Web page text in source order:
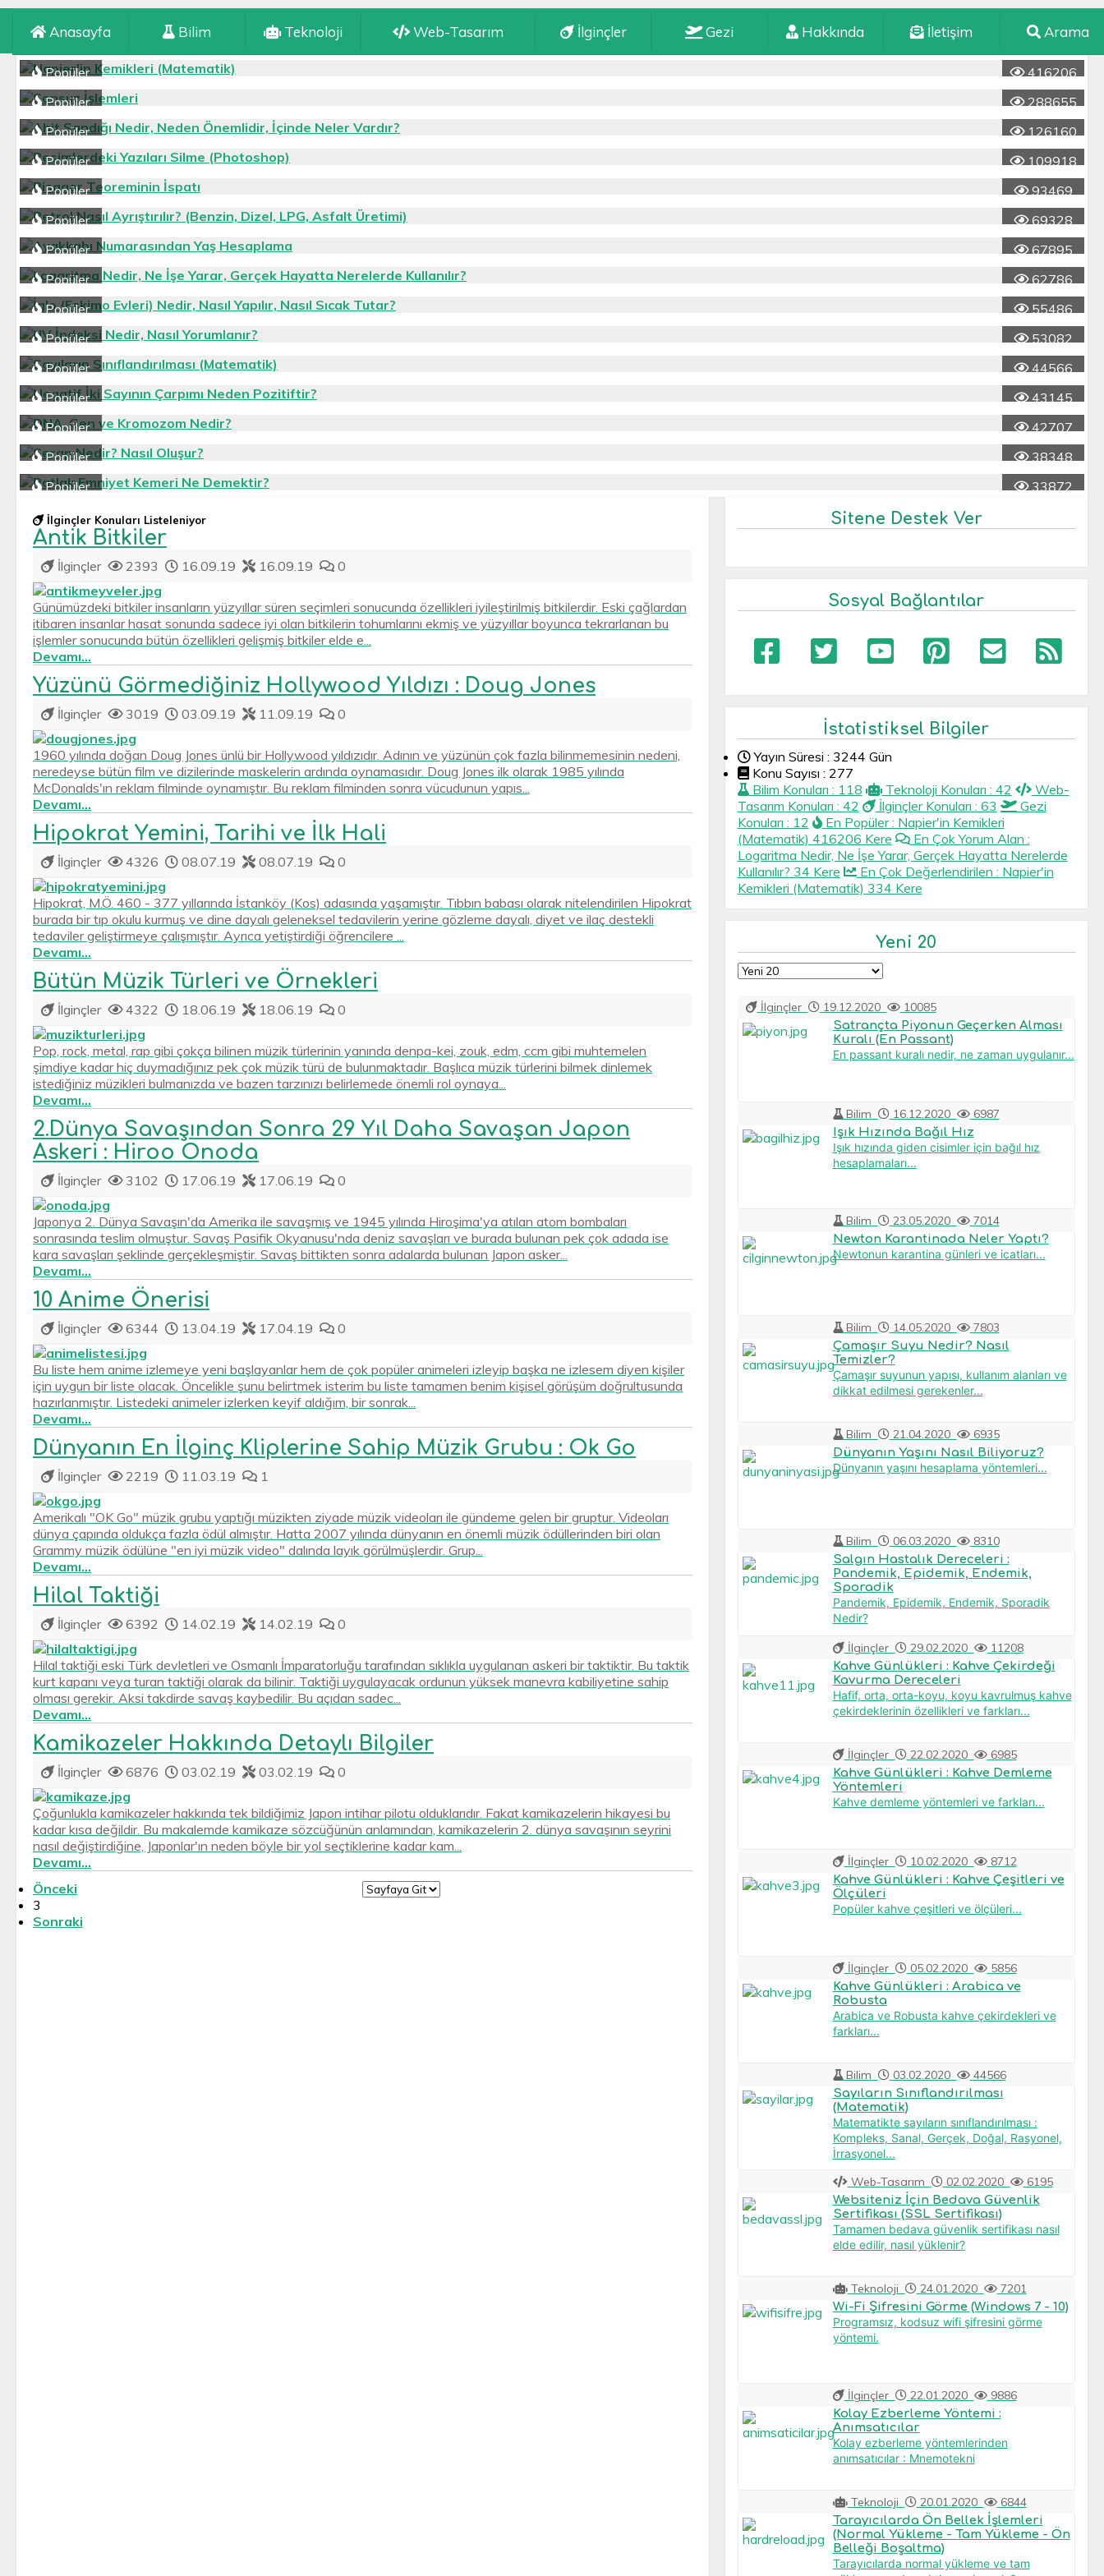
Anasayfa Bilim Teknoloji Web-Tasarım İlginçler Gezi Hakkında İletişim Arama
Popüler
416206
Popüler
288655
Popüler
126160
Popüler
109918
Popüler
93469
Popüler
69328
Popüler
67895
Popüler
62786
Popüler
55486
Popüler
53082
Popüler
44566
Popüler
43145
Popüler
42707
Popüler
38348
Popüler
33872
Yükleniyor...
İlginçler Konuları Listeleniyor
Antik Bitkiler
İlginçler 2393 16.09.19 16.09.19 0
Günümüzdeki bitkiler insanların yüzyıllar süren seçimleri sonucunda özellikleri iyileştirilmiş bitkilerdir. Eski çağlardan
itibaren insanlar hasat sonunda sadece iyi olan bitkilerin tohumlarını ekmiş ve yüzyıllar boyunca tekrarlanan bu
işlemler sonucunda bütün özellikleri gelişmiş bitkiler elde e...
Devamı...
Yüzünü Görmediğiniz Hollywood Yıldızı : Doug Jones
İlginçler 3019 03.09.19 11.09.19 0
1960 yılında doğan Doug Jones ünlü bir Hollywood yıldızıdır. Adının ve yüzünün çok fazla bilinmemesinin nedeni,
neredeyse bütün film ve dizilerinde maskelerin ardında oynamasıdır. Doug Jones ilk olarak 1985 yılında
McDonalds'ın reklam filminde oynamıştır. Bu reklam filminden sonra vücudunun yapıs...
Devamı...
Hipokrat Yemini, Tarihi ve İlk Hali
İlginçler 4326 08.07.19 08.07.19 0
Hipokrat, M.Ö. 460 - 377 yıllarında İstanköy (Kos) adasında yaşamıştır. Tıbbın babası olarak nitelendirilen Hipokrat
burada bir tıp okulu kurmuş ve dine dayalı geleneksel tedavilerin yerine gözleme dayalı, diyet ve ilaç destekli
tedaviler geliştirmeye çalışmıştır. Ayrıca yetiştirdiği öğrencilere ...
Devamı...
Bütün Müzik Türleri ve Örnekleri
İlginçler 4322 18.06.19 18.06.19 0
Pop, rock, metal, rap gibi çokça bilinen müzik türlerinin yanında denpa-kei, zouk, edm, ccm gibi muhtemelen
şimdiye kadar hiç duymadığınız pek çok müzik türü de bulunmaktadır. Başlıca müzik türlerini bilmek dinlemek
istediğiniz müzikleri bulmanızda ve bazen tarzınızı belirlemede önemli rol oynaya...
Devamı...
2.Dünya Savaşından Sonra 29 Yıl Daha Savaşan Japon
Askeri : Hiroo Onoda
İlginçler 3102 17.06.19 17.06.19 0
Japonya 2. Dünya Savaşın'da Amerika ile savaşmış ve 1945 yılında Hiroşima'ya atılan atom bombaları
sonrasında teslim olmuştur. Savaş Pasifik Okyanusu'nda deniz savaşları ve burada bulunan pek çok adada ise
kara savaşları şeklinde gerçekleşmiştir. Savaş bittikten sonra adalarda bulunan Japon asker...
Devamı...
10 Anime Önerisi
İlginçler 6344 13.04.19 17.04.19 0
Bu liste hem anime izlemeye yeni başlayanlar hem de çok popüler animeleri izleyip başka ne izlesem diyen kişiler
için uygun bir liste olacak. Öncelikle şunu belirtmek isterim bu liste tamamen benim kişisel görüşüm doğrultusunda
hazırlanmıştır. Listedeki animeler izlerken keyif aldığım, bir sonrak...
Devamı...
Dünyanın En İlginç Kliplerine Sahip Müzik Grubu : Ok Go
İlginçler 2219 11.03.19 1
Amerikalı "OK Go" müzik grubu yaptığı müzikten ziyade müzik videoları ile gündeme gelen bir gruptur. Videoları
dünya çapında oldukça fazla ödül almıştır. Hatta 2007 yılında dünyanın en önemli müzik ödüllerinden biri olan
Grammy müzik ödülüne "en iyi müzik video" dalında layık görülmüşlerdir. Grup...
Devamı...
Hilal Taktiği
İlginçler 6392 14.02.19 14.02.19 0
Hilal taktiği eski Türk devletleri ve Osmanlı İmparatorluğu tarafından sıklıkla uygulanan askeri bir taktiktir. Bu taktik
kurt kapanı veya turan taktiği olarak da bilinir. Taktiği uygulayacak ordunun yüksek manevra kabiliyetine sahip
olması gerekir. Aksi takdirde savaş kaybedilir. Bu açıdan sadec...
Devamı...
Kamikazeler Hakkında Detaylı Bilgiler
İlginçler 6876 03.02.19 03.02.19 0
Çoğunlukla kamikazeler hakkında tek bildiğimiz Japon intihar pilotu olduklarıdır. Fakat kamikazelerin hikayesi bu
kadar kısa değildir. Bu makalemde kamikaze sözcüğünün anlamından, kamikazelerin 2. dünya savaşının seyrini
nasıl değiştirdiğine, Japonlar'ın neden böyle bir yol seçtiklerine kadar kam...
Devamı...
Önceki
3
Sonraki
Sitene Destek Ver
Sosyal Bağlantılar
İstatistiksel Bilgiler
Yayın Süresi : 3244 Gün
Konu Sayısı : 277
Bilim Konuları : 118
Teknoloji Konuları : 42
Web-
Tasarım Konuları : 42
İlginçler Konuları : 63
Gezi
Konuları : 12
En Popüler : Napier'in Kemikleri
(Matematik) 416206 Kere
En Çok Yorum Alan :
Logaritma Nedir, Ne İşe Yarar, Gerçek Hayatta Nerelerde
Kullanılır? 34 Kere
En Çok Değerlendirilen : Napier'in
Kemikleri (Matematik) 334 Kere
Yeni 20
İlginçler 19.12.2020 10085
Satrançta Piyonun Geçerken Alması
Kuralı (En Passant)
En passant kuralı nedir, ne zaman uygulanır...
Bilim 16.12.2020 6987
Işık Hızında Bağıl Hız
Işık hızında giden cisimler için bağıl hız
hesaplamaları...
Bilim 23.05.2020 7014
Newton Karantinada Neler Yaptı?
Newtonun karantina günleri ve icatları...
Bilim 14.05.2020 7803
Çamaşır Suyu Nedir? Nasıl
Temizler?
Çamaşır suyunun yapısı, kullanım alanları ve
dikkat edilmesi gerekenler...
Bilim 21.04.2020 6935
Dünyanın Yaşını Nasıl Biliyoruz?
Dünyanın yaşını hesaplama yöntemleri...
Bilim 06.03.2020 8310
Salgın Hastalık Dereceleri :
Pandemik, Epidemik, Endemik,
Sporadik
Pandemik, Epidemik, Endemik, Sporadik
Nedir?
İlginçler 29.02.2020 11208
Kahve Günlükleri : Kahve Çekirdeği
Kavurma Dereceleri
Hafif, orta, orta-koyu, koyu kavrulmuş kahve
çekirdeklerinin özellikleri ve farkları...
İlginçler 22.02.2020 6985
Kahve Günlükleri : Kahve Demleme
Yöntemleri
Kahve demleme yöntemleri ve farkları...
İlginçler 10.02.2020 8712
Kahve Günlükleri : Kahve Çeşitleri ve
Ölçüleri
Popüler kahve çeşitleri ve ölçüleri...
İlginçler 05.02.2020 5856
Kahve Günlükleri : Arabica ve
Robusta
Arabica ve Robusta kahve çekirdekleri ve
farkları...
Bilim 03.02.2020 44566
Sayıların Sınıflandırılması
(Matematik)
Matematikte sayıların sınıflandırılması :
Kompleks, Sanal, Gerçek, Doğal, Rasyonel,
İrrasyonel...
Web-Tasarım 02.02.2020 6195
Websiteniz İçin Bedava Güvenlik
Sertifikası (SSL Sertifikası)
Tamamen bedava güvenlik sertifikası nasıl
elde edilir, nasıl yüklenir?
Teknoloji 24.01.2020 7201
Wi-Fi Şifresini Görme (Windows 7 - 10)
Programsız, kodsuz wifi şifresini görme
yöntemi.
İlginçler 22.01.2020 9886
Kolay Ezberleme Yöntemi :
Anımsatıcılar
Kolay ezberleme yöntemlerinden
anımsatıcılar : Mnemotekni
Teknoloji 20.01.2020 6844
Tarayıcılarda Ön Bellek İşlemleri
(Normal Yükleme - Tam Yükleme - Ön
Belleği Boşaltma)
Tarayıcılarda normal yükleme ve tam